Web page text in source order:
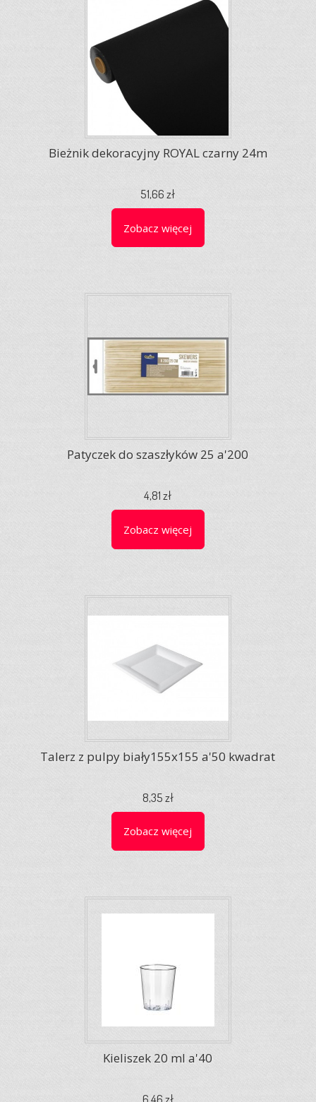
Bieżnik dekoracyjny ROYAL czarny 24m
51,66 zł
Zobacz więcej
Patyczek do szaszłyków 25 a'200
4,81 zł
Zobacz więcej
Talerz z pulpy biały155x155 a'50 kwadrat
8,35 zł
Zobacz więcej
Kieliszek 20 ml a'40
6,46 zł